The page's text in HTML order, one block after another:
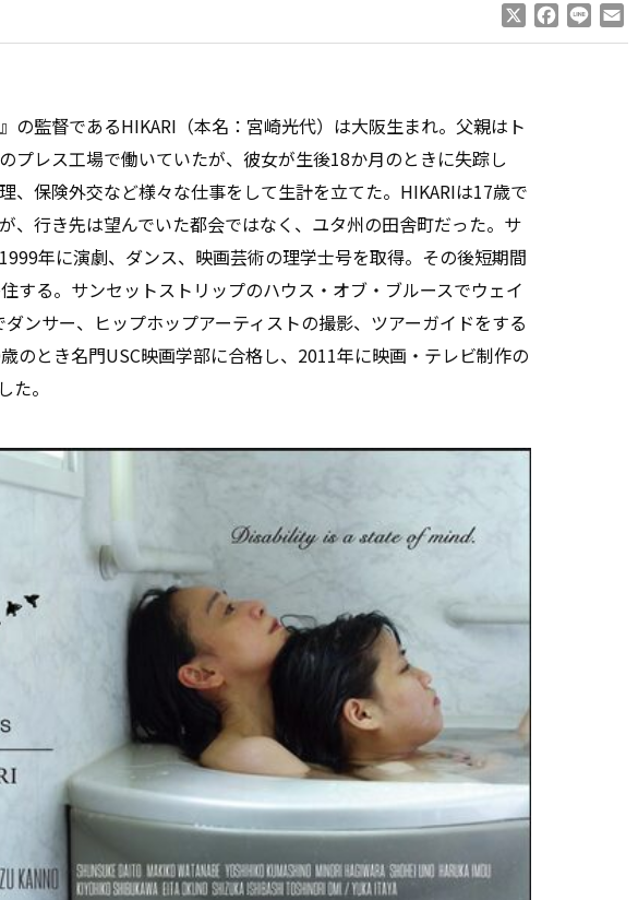
Facebook
Line
の監督であるHIKARI（本名：宮崎光代）は大阪生まれ。父親はト
プレス工場で働いていたが、彼女が生後18か月のときに失踪し
、保険外交など様々な仕事をして生計を立てた。HIKARIは17歳で
、行き先は望んでいた都会ではなく、ユタ州の田舎町だった。サ
年に演劇、ダンス、映画芸術の理学士号を取得。その後短期間
する。サンセットストリップのハウス・オブ・ブルースでウェイ
ダンサー、ヒップホップアーティストの撮影、ツアーガイドをする
のとき名門USC映画学部に合格し、2011年に映画・テレビ制作の
た。